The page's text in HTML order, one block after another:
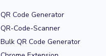
QR Code Generator
QR-Code-Scanner
Bulk QR Code Generator